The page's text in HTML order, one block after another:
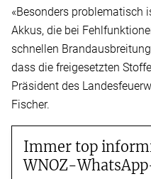
«Besonders problematisch
Akkus, die bei
schnellen
dass die freigesetzten
Präsident des
Fischer.
Immer top
WNOZ-